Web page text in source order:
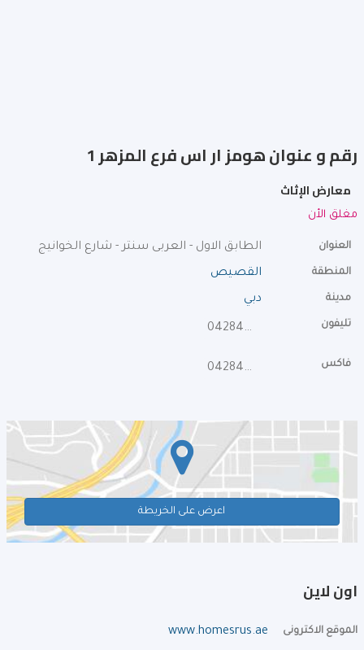
رقم و عنوان هومز ار اس فرع المزهر 1
معارض الإثاث
مغلق الأن
العنوان الطابق الاول - العربى سنتر - شارع الخوانيج
المنطقة القصيص
مدينة دبي
تليفون 042845736
فاكس 042845774
اعرض على الخريطة
اون لاين
الموقع الاكترونى www.homesrus.ae